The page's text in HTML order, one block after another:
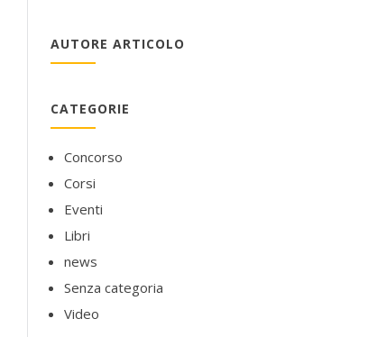
AUTORE ARTICOLO
CATEGORIE
Concorso
Corsi
Eventi
Libri
news
Senza categoria
Video